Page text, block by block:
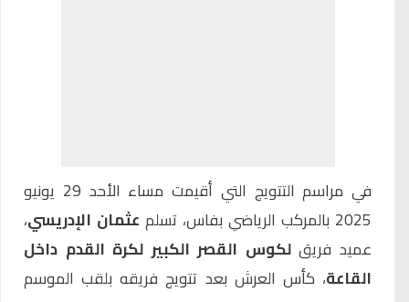
في مراسم التتويج التي أقيمت مساء الأحد 29 يونيو
2025 بالمركب الرياضي بفاس، تسلم
عثمان الإدريسي،
عميد فريقلكوس القصر الكبير لكرة القدم داخل
القاعة، كأس العرش بعد تتويج فريقه بلقب الموسم